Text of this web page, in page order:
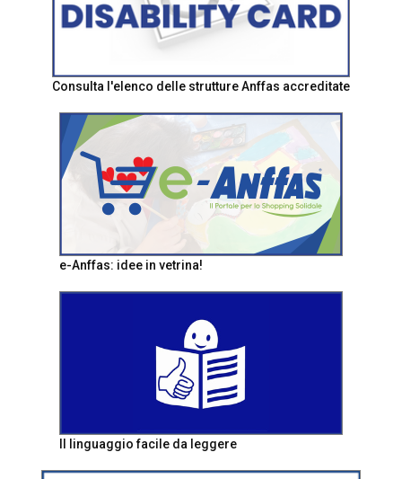
Consulta l'elenco delle strutture Anffas accreditate
e-Anffas: idee in vetrina!
Il linguaggio facile da leggere